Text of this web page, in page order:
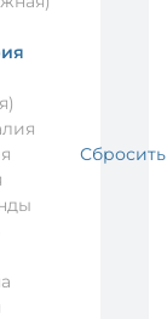
Сбросить